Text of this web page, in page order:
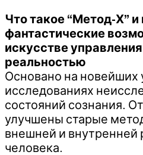
Что такое “Метод-Х”
фантастические
искусстве
реальностью
Основано на новейших
исследованиях
состояний сознания.
улучшены старые
внешней и внутренней
человека.